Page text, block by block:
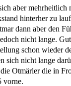
aber mehrheitlich
hinterher zu
dann aber den
nicht lange.
schon wieder
sich nicht lange
Otmärler die in
vorne.